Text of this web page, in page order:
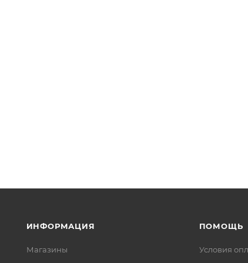
ИНФОРМАЦИЯ
Магазины
ПОМОЩЬ
Условия